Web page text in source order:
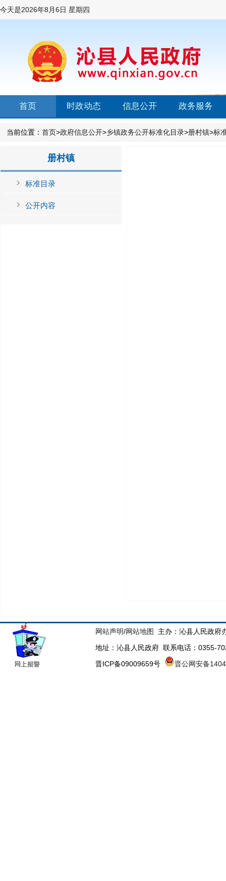
今天是2026年8月6日 星期四
首页 时政动态 信息公开 政务服务
当前位置： 首页>政府信息公开>乡镇政务公开标准化目录>册村镇>标
册村镇
标准目录
公开内容
网站声明/网站地图
主办：沁县人民政府
地址：沁县人民政府 联系电话：0355-
晋ICP备09009659号
晋公网安备